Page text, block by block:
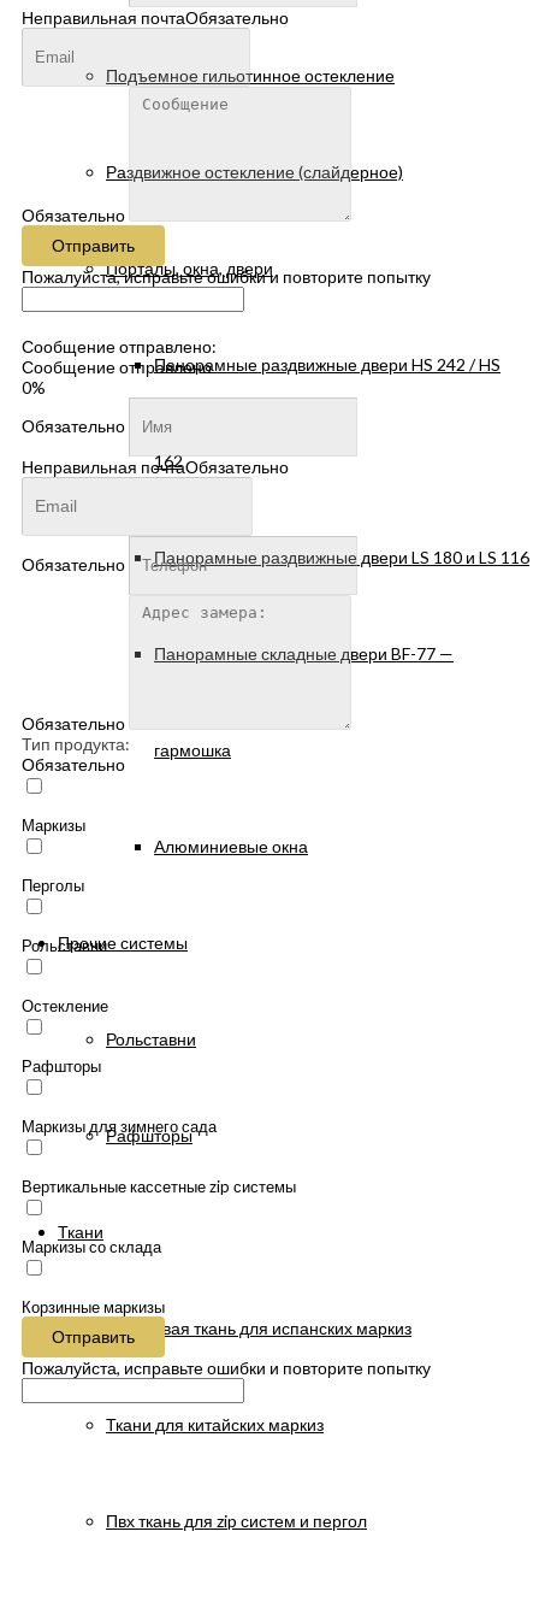
Подъемное гильотинное остекление
Раздвижное остекление (слайдерное)
Порталы, окна, двери
Панорамные раздвижные двери HS 242 / HS
162
Панорамные раздвижные двери LS 180 и LS 116
Панорамные складные двери BF-77 —
гармошка
Алюминиевые окна
Прочие системы
Рольставни
Рафшторы
Ткани
Акриловая ткань для испанских маркиз
Ткани для китайских маркиз
Пвх ткань для zip систем и пергол
Неправильная почтаОбязательно
Обязательно
Отправить
Пожалуйста, исправьте ошибки и повторите попытку
Сообщение отправлено:
Сообщение отправлено
0%
Обязательно
Неправильная почтаОбязательно
Обязательно
Обязательно
Тип продукта:
Обязательно
Маркизы
Перголы
Рольставни
Остекление
Рафшторы
Маркизы для зимнего сада
Вертикальные кассетные zip системы
Маркизы со склада
Корзинные маркизы
Отправить
Пожалуйста, исправьте ошибки и повторите попытку